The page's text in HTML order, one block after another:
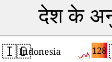
देश के
🇮🇩 128
Indonesia